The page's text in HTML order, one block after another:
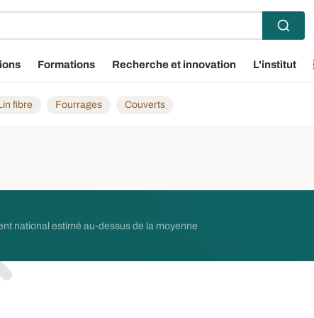
Formations Recherche et innovation L'institut
fibre Fourrages Couverts
national estimé au-dessus de la moyenne